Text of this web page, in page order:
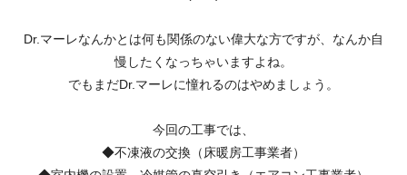
Dr.マーレなんかとは何も関係のない偉大な方ですが、なんか自
慢したくなっちゃいますよね。
でもまだDr.マーレに憧れるのはやめましょう。
今回の工事では、
◆不凍液の交換（床暖房工事業者）